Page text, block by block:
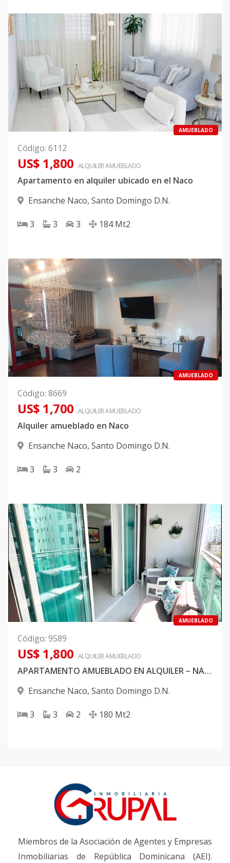
AMUEBLADO
Código: 6112
US$ 1,800 ALQUILERAMUEBLADO
Apartamento en alquiler ubicado en el Naco
Ensanche Naco, Santo Domingo D.N.
3 3 3 184 Mt2
AMUEBLADO
Código: 8669
US$ 1,700 ALQUILERAMUEBLADO
Alquiler amueblado en Naco
Ensanche Naco, Santo Domingo D.N.
3 3 2
AMUEBLADO
Código: 9589
US$ 1,800 ALQUILERAMUEBLADO
APARTAMENTO AMUEBLADO EN ALQUILER – NACO
Ensanche Naco, Santo Domingo D.N.
3 3 2 180 Mt2
Miembros de la Asociación de Agentes y Empresas
Inmobiliarias de República Dominicana (AEI).